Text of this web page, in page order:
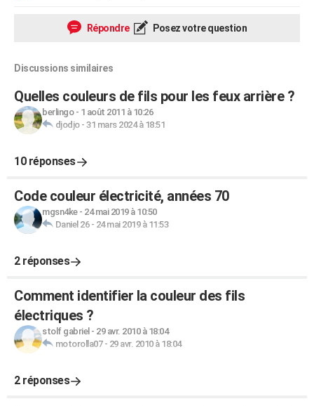
Répondre Posez votre question
Discussions similaires
Quelles couleurs de fils pour les feux arrière ?
berlingo- 1 août 2011 à 10:26
djodjo- 31 mars 2024 à 18:51
10 réponses
Code couleur électricité, années 70
mgsn4ke- 24 mai 2019 à 10:50
Daniel 26- 24 mai 2019 à 11:53
2 réponses
Comment identifier la couleur des fils
électriques ?
stolf gabriel - 29 avr. 2010 à 18:04
motorolla07- 29 avr. 2010 à 18:04
2 réponses